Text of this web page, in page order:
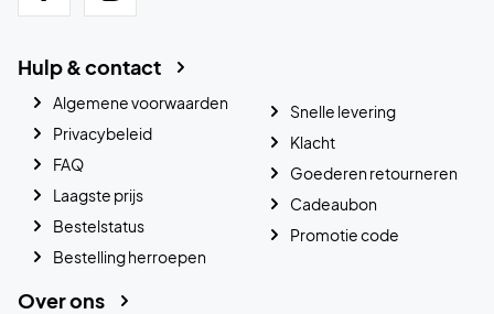
Hulp & contact
Algemene voorwaarden
Privacybeleid
FAQ
Laagste prijs
Bestelstatus
Bestelling herroepen
Snelle levering
Klacht
Goederen retourneren
Cadeaubon
Promotie code
Over ons